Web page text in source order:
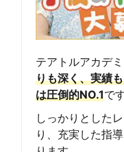
テアトルアカデミ
りも深く、実績
は圧倒的NO.1です
しっかりとした
り、充実した指